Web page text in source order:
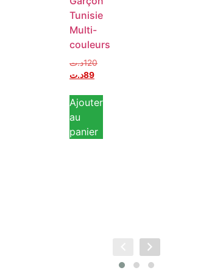
Tunisie
Multi-
couleurs
120د.ت
89د.ت
Ajouter
au
panier